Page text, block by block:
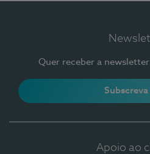
Quer receber a
Subscreva
Apoio ao